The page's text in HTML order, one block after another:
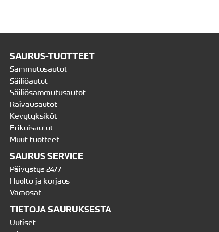
SAURUS-TUOTTEET
Sammutusautot
Säiliöautot
Säiliösammutusautot
Raivausautot
Kevytyksiköt
Erikoisautot
Muut tuotteet
SAURUS SERVICE
Päivystys 24/7
Huolto ja korjaus
Varaosat
TIETOJA SAURUKSESTA
Uutiset